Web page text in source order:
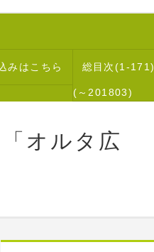
みはこちら 総目次(1-171)
(～201803)
オルタ広